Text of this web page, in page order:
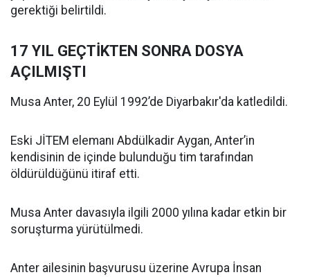
gerektiği belirtildi.
17 YIL GEÇTİKTEN SONRA DOSYA
AÇILMIŞTI
Musa Anter, 20 Eylül 1992’de Diyarbakır'da katledildi.
Eski JİTEM elemanı Abdülkadir Aygan, Anter’in
kendisinin de içinde bulunduğu tim tarafından
öldürüldüğünü itiraf etti.
Musa Anter davasıyla ilgili 2000 yılına kadar etkin bir
soruşturma yürütülmedi.
Anter ailesinin başvurusu üzerine Avrupa İnsan